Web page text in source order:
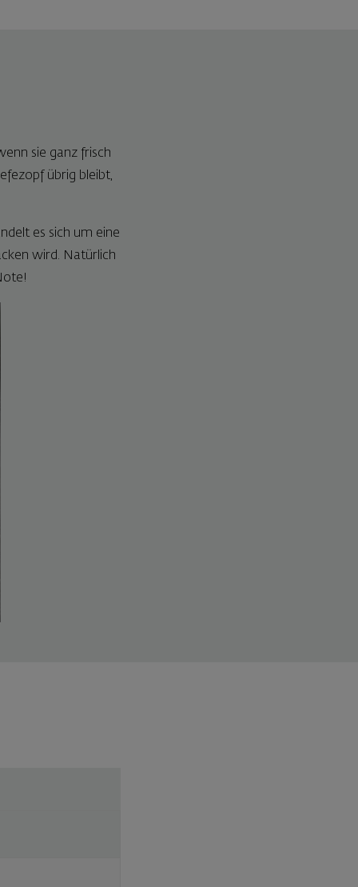
sie ganz frisch
übrig bleibt,
es sich um eine
wird. Natürlich